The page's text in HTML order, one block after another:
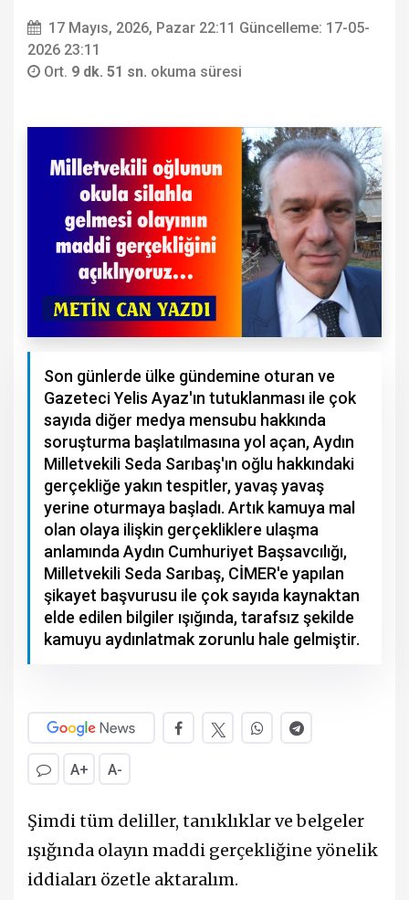
17 Mayıs, 2026, Pazar 22:11 Güncelleme: 17-05-
2026 23:11
Ort. 9 dk. 51 sn. okuma süresi
Son günlerde ülke gündemine oturan ve
Gazeteci Yelis Ayaz'ın tutuklanması ile çok
sayıda diğer medya mensubu hakkında
soruşturma başlatılmasına yol açan, Aydın
Milletvekili Seda Sarıbaş'ın oğlu hakkındaki
gerçekliğe yakın tespitler, yavaş yavaş
yerine oturmaya başladı. Artık kamuya mal
olan olaya ilişkin gerçekliklere ulaşma
anlamında Aydın Cumhuriyet Başsavcılığı,
Milletvekili Seda Sarıbaş, CİMER'e yapılan
şikayet başvurusu ile çok sayıda kaynaktan
elde edilen bilgiler ışığında, tarafsız şekilde
kamuyu aydınlatmak zorunlu hale gelmiştir.
A+ A-
Şimdi tüm deliller, tanıklıklar ve belgeler
ışığında olayın maddi gerçekliğine yönelik
iddiaları özetle aktaralım.